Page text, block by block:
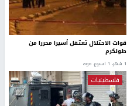
قوات الاحتلال تعتقل أسيرا محررا من
طولكرم
1 شهر، 1 اسبوع. ago
فلسطينيات